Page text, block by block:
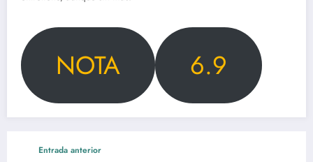
NOTA 6.9
Entrada anterior